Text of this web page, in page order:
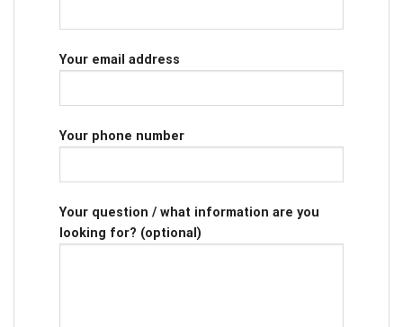
Your email address
Your phone number
Your question / what information are you
looking for? (optional)